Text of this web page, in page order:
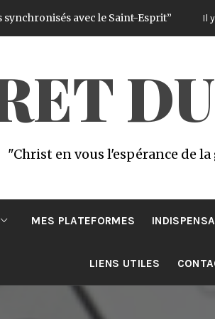
avec le Saint-Esprit” Il y a 1 année
"Christ en vous l'espérance de la
MES PLATEFORMES
LIENS UTILES